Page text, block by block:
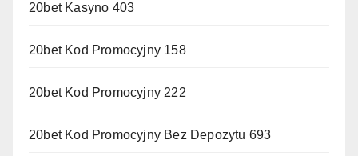
20bet Kasyno 403
20bet Kod Promocyjny 158
20bet Kod Promocyjny 222
20bet Kod Promocyjny Bez Depozytu 693